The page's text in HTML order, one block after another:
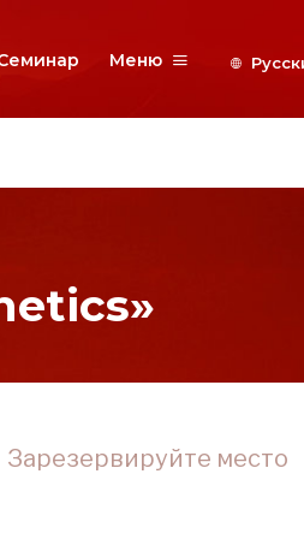
Меню
Зарезервируйте место